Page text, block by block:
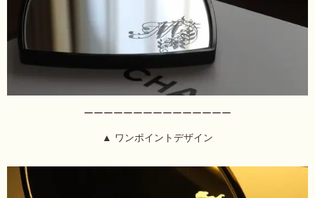
ーーーーーーーーーーーーーーー
▲ ワンポイントデザイン